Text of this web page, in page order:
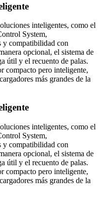
inteligentes, como el
System,
compatibilidad con
opcional, el sistema de
útil y el recuento de palas.
compacto pero inteligente,
más grandes de la
inteligentes, como el
System,
compatibilidad con
opcional, el sistema de
útil y el recuento de palas.
compacto pero inteligente,
más grandes de la